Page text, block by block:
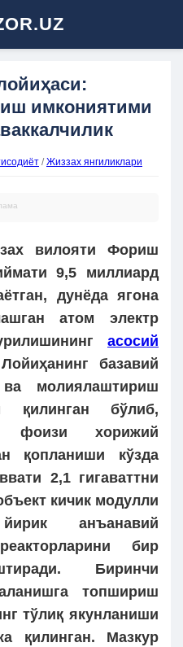
имкониятими
/Жиззах янгиликлари
вилояти Фориш
9,5 миллиард
дунёда ягона
атом электр
асосий
базавий
молиялаштириш
қилинган бўлиб,
фоизи хорижий
қопланиши кўзда
2,1 гигаваттни
кичик модулли
анъанавий
бир
Биринчи
топшириш
тўлиқ якунланиши
қилинган. Мазкур